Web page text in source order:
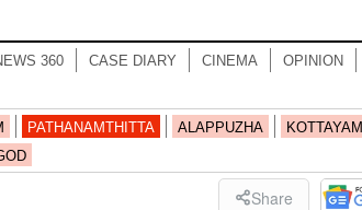
360 CASE DIARY CINEMA OPINION
PATHANAMTHITTA ALAPPUZHA KOTTAYAM
Share